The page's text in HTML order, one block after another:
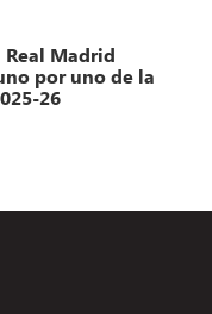
Real Madrid
por uno de la
26